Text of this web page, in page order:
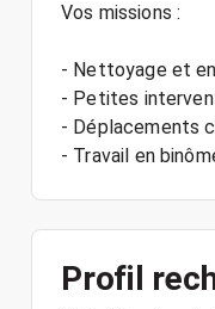
Vos missions :
- Nettoyage et
- Petites
- Déplacements
Profil